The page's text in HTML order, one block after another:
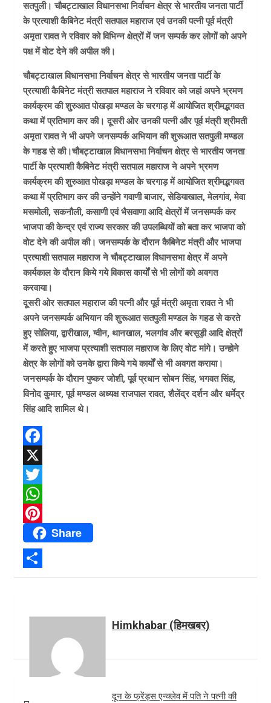
सतपुली। चौबट्टाखाल विधानसभा निर्वाचन क्षेत्र से भारतीय जनता पार्टी
के प्रत्याशी कैबिनेट मंत्री सतपाल महाराज एवं उनकी पत्नी पूर्व मंत्री
अमृता रावत ने रविवार को विभिन्न क्षेत्रों में जन सम्पर्क कर लोगों को अपने
पक्ष में वोट देने की अपील की।
चौबट्टाखाल विधानसभा निर्वाचन क्षेत्र से भारतीय जनता पार्टी के
प्रत्याशी कैबिनेट मंत्री सतपाल महाराज ने रविवार को जहां अपने भ्रमण
कार्यक्रम की शुरुआत पोखड़ा मण्डल के चरगाड़ में आयोजित श्रीमद्भगवत
कथा में प्रतिभाग कर की। दूसरी ओर उनकी पत्नी और पूर्व मंत्री श्रीमती
अमृता रावत ने भी अपने जनसम्पर्क अभियान की शुरूआत सतपुली मण्डल
के गहड से की।चौबट्टाखाल विधानसभा निर्वाचन क्षेत्र से भारतीय जनता
पार्टी के प्रत्याशी कैबिनेट मंत्री सतपाल महाराज ने अपने भ्रमण
कार्यक्रम की शुरुआत पोखड़ा मण्डल के चरगाड़ में आयोजित श्रीमद्भगवत
कथा में प्रतिभाग कर की उन्होंने गवाणी बाजार, सेडियाखाल, मेलगांव, मेवा
मसमोली, सकनौली, कसाणी एवं भैसवाणा आदि क्षेत्रों में जनसम्पर्क कर
भाजपा की केन्द्र एवं राज्य सरकार की उपलब्धियों को बता कर भाजपा को
वोट देने की अपील की। जनसम्पर्क के दौरान कैबिनेट मंत्री और भाजपा
प्रत्याशी सतपाल महाराज ने चौबट्टाखाल विधानसभा क्षेत्र में अपने
कार्यकाल के दौरान किये गये विकास कार्यों से भी लोगों को अवगत
करवाया।
दूसरी ओर सतपाल महाराज की पत्नी और पूर्व मंत्री अमृता रावत ने भी
अपने जनसम्पर्क अभियान की शुरूआत सतपुली मण्डल के गहड से करते
हुए सोलिया, द्वारीखाल, ग्वीन, थानखाल, भलगांव और बरसूड़ी आदि क्षेत्रों
में करते हुए भाजपा प्रत्याशी सतपाल महाराज के लिए वोट मांगे। उन्होने
क्षेत्र के लोगों को उनके द्वारा किये गये कार्यों से भी अवगत कराया।
जनसम्पर्क के दौरान पुष्कर जोशी, पूर्व प्रधान सोबन सिंह, भगवत सिंह,
विनोद कुमार, पूर्व मण्डल अध्यक्ष राजपाल रावत, शैलेंद्र दर्शन और धर्मेद्र
सिंह आदि शामिल थे।
F
a
c
e
o
o
X
T
w
t
t
W
a
t
i
n
Share
S
Himkhabar (हिमखबर)
दून के फ्रेंड्स एन्क्लेव में पति ने पत्नी की